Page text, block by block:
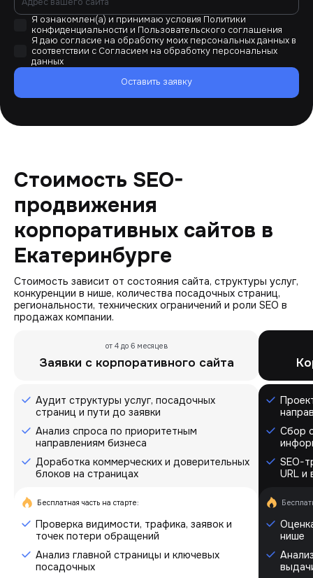
Я ознакомлен(а) и принимаю условия Политики
конфиденциальности и Пользовательского соглашения
Я даю согласие на обработку моих персональных данных в
соответствии с Согласием на обработку персональных
данных
Оставить заявку
Стоимость SEO-
продвижения
корпоративных сайтов в
Екатеринбурге
Стоимость зависит от состояния сайта, структуры услуг,
конкуренции в нише, количества посадочных страниц,
региональности, технических ограничений и роли SEO в
продажах компании.
от 4 до 6 месяцев
Заявки с корпоративного сайта
Аудит структуры услуг, посадочных
страниц и пути до заявки
Анализ спроса по приоритетным
направлениям бизнеса
Доработка коммерческих и доверительных
блоков на страницах
Бесплатная часть на старте:
Проверка видимости, трафика, заявок и
точек потери обращений
Анализ главной страницы и ключевых
посадочных
Сбор
SEO-
URL и
нише